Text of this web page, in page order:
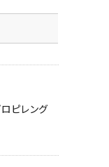
ピレング